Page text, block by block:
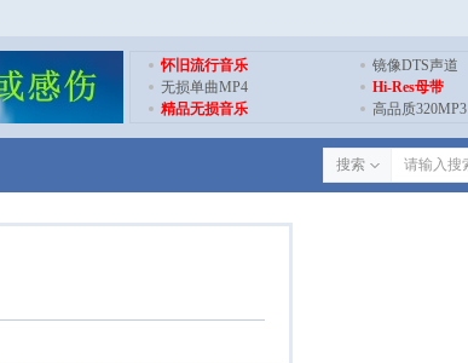
怀旧流行音乐
镜像DTS声道
无损单曲MP4
Hi-Res母带
精品无损音乐
高品质320MP3
搜索